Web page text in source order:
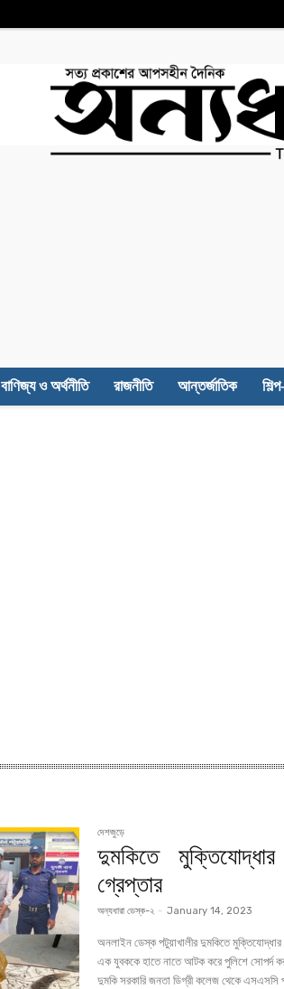
বাণিজ্য ও অর্থনীতি রাজনীতি আন্তর্জাতিক
দেশজুড়ে
দুমকিতে
গ্রেপ্তার
অন্যধারা ডেস্ক-২ - January 14, 2023
অনলাইন ডেস্ক পটুয়াখালীর দুমকিতে মুক্তিযোদ্ধার
এক যুবককে হাতে নাতে আটক করে পুলিশে সোপর্দ
দুমকি সরকারি জনতা ডিগ্রী কলেজ থেকে এসএসসি